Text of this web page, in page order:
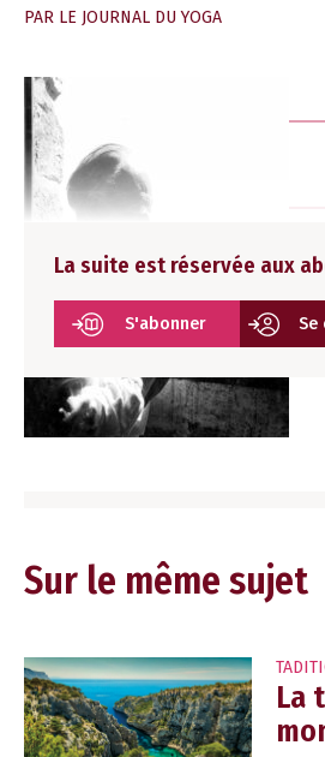
PAR LE JOURNAL DU YOGA
La suite est réservée aux
S'abonner Se
Sur le même sujet
La